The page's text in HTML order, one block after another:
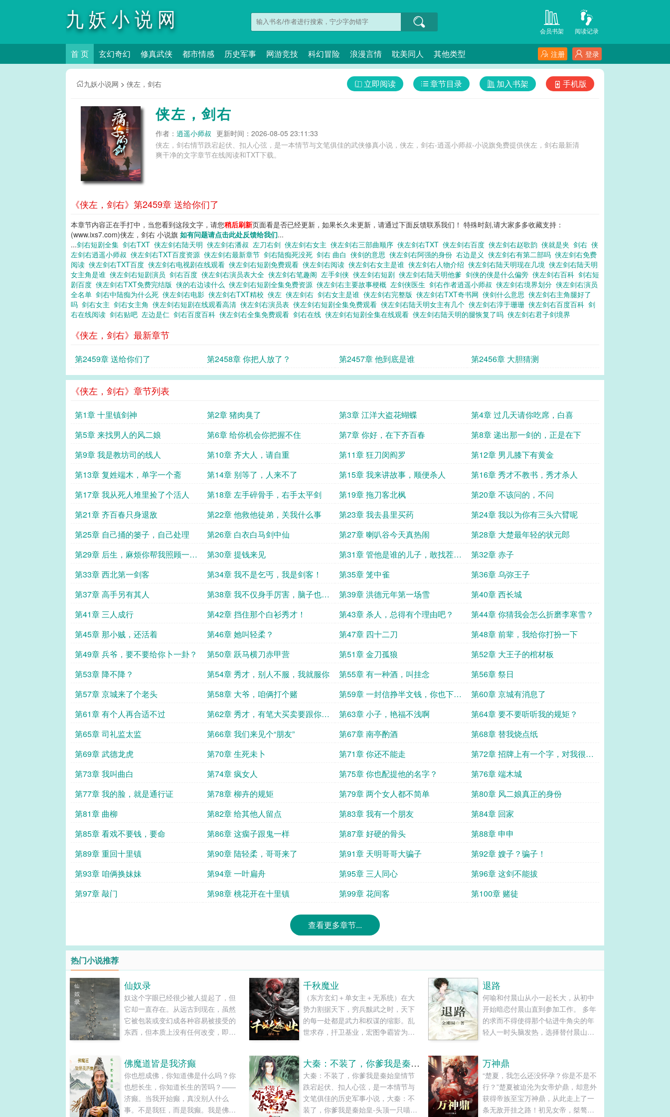
九妖小说网 阅读记录
会员书架
首 页 玄幻奇幻 修真武侠 都市情感 历史军事 网游竞技 科幻冒险 浪漫言情 耽美同人 其他类型 登录
注册
九妖小说网 > 侠左，剑右 手机版
加入书架
章节目录
立即阅读
侠左，剑右
作者： 逍遥小师叔 更新时间：2026-08-05 23:11:33
侠左，剑右情节跌宕起伏、扣人心弦，是一本情节与文笔俱佳的武侠修真小说，侠左，剑右-逍遥小师叔-小说旗免费提供侠左，剑右最新清
爽干净的文字章节在线阅读和TXT下载。
《侠左，剑右》第2459章 送给你们了
本章节内容正在手打中，当您看到这段文字，请您稍后刷新页面看是否已经更新，如果长久未更新，请通过下面反馈联系我们！ 特殊时刻,请大家多多收藏支持：
(www.ixs7.com)侠左，剑右 小说旗 如有问题请点击此处反馈给我们...
...剑右短剧全集 剑右TXT 侠左剑右陆天明 侠左剑右潘叔 左刀右剑 侠左剑右女主 侠左剑右三部曲顺序 侠左剑右TXT 侠左剑右百度 侠左剑右赵歌韵 侠就是夹 剑右 侠
左剑右逍遥小师叔 侠左剑右TXT百度资源 侠左剑右最新章节 剑右陆痴死没死 剑右 曲白 侠剑的意思 侠左剑右阿强的身份 右边是义 侠左剑右有第二部吗 侠左剑右免费
阅读 侠左剑右TXT百度 侠左剑右电视剧在线观看 侠左剑右短剧免费观看 侠左剑右阅读 侠左剑右女主是谁 侠左剑右人物介绍 侠左剑右陆天明现在几境 侠左剑右陆天明
女主角是谁 侠左剑右短剧演员 剑右百度 侠左剑右演员表大全 侠左剑右笔趣阁 左手剑侠 侠左剑右短剧 侠左剑右陆天明他爹 剑侠的侠是什么偏旁 侠左剑右百科 剑右短
剧百度 侠左剑右TXT免费完结版 侠的右边读什么 侠左剑右短剧全集免费资源 侠左剑右主要故事梗概 左剑侠医生 剑右作者逍遥小师叔 侠左剑右境界划分 侠左剑右演员
全名单 剑右中陆痴为什么死 侠左剑右电影 侠左剑右TXT精校 侠左 侠左剑右 剑右女主是谁 侠左剑右完整版 侠左剑右TXT奇书网 侠剑什么意思 侠左剑右主角腿好了
吗 剑右女主 剑右女主角 侠左剑右短剧在线观看高清 侠左剑右演员表 侠左剑右短剧全集免费观看 侠左剑右陆天明女主有几个 侠左剑右淳于珊珊 侠左剑右百度百科 剑
右在线阅读 剑右贴吧 左边是仁 剑右百度百科 侠左剑右全集免费观看 剑右在线 侠左剑右短剧全集在线观看 侠左剑右陆天明的腿恢复了吗 侠左剑右君子剑境界
《侠左，剑右》最新章节
第2459章 送给你们了 第2458章 你把人放了？ 第2457章 他到底是谁 第2456章 大胆猜测
《侠左，剑右》章节列表
第1章 十里镇剑神 第2章 猪肉臭了 第3章 江洋大盗花蝴蝶
第4章 过几天请你吃席，白喜
第5章 来找男人的风二娘
第6章 给你机会你把握不住 第7章 你好，在下齐百春
第8章 递出那一剑的，正是在下
第9章 我是教坊司的线人
第10章 齐大人，请自重 第11章 狂刀闵阎罗
第12章 男儿膝下有黄金
第13章 复姓端木，单字一个斋
第14章 别等了，人来不了 第15章 我来讲故事，顺便杀人
第16章 秀才不教书，秀才杀人
第17章 我从死人堆里捡了个活人
第18章 左手碎骨手，右手太平剑 第19章 拖刀客北枫
第20章 不该问的，不问
第21章 齐百春只身退敌
第22章 他救他徒弟，关我什么事 第23章 我去县里买药
第24章 我以为你有三头六臂呢
第25章 自己捅的篓子，自己处理
第26章 白衣白马剑中仙 第27章 喇叭谷今天真热闹
第28章 大楚最年轻的状元郎
第29章 后生，麻烦你帮我照顾一件
东西
第30章 提钱来见
第31章 管他是谁的儿子，敢找茬就
打成孙子
第32章 赤子
第33章 西北第一剑客
第34章 我不是乞丐，我是剑客！ 第35章 笼中雀
第36章 乌弥王子
第37章 高手另有其人
第38章 我不仅身手厉害，脑子也聪
明
第39章 洪德元年第一场雪
第40章 西长城
第41章 三人成行
第42章 挡住那个白衫秀才！ 第43章 杀人，总得有个理由吧？
第44章 你猜我会怎么折磨李寒雪？
第45章 那小贼，还活着
第46章 她叫轻柔？ 第47章 四十二刀
第48章 前辈，我给你打扮一下
第49章 兵爷，要不要给你卜一卦？
第50章 跃马横刀赤甲营 第51章 金刀孤狼
第52章 大王子的棺材板
第53章 降不降？
第54章 秀才，别人不服，我就服你 第55章 有一种酒，叫挂念
第56章 祭日
第57章 京城来了个老头
第58章 大爷，咱俩打个赌
第59章 一封信挣半文钱，你也下得
去手？
第60章 京城有消息了
第61章 有个人再合适不过
第62章 秀才，有笔大买卖要跟你合
计
第63章 小子，艳福不浅啊
第64章 要不要听听我的规矩？
第65章 司礼监太监
第66章 我们来见个“朋友” 第67章 南亭酌酒
第68章 替我烧点纸
第69章 武德龙虎
第70章 生死未卜 第71章 你还不能走
第72章 招牌上有一个字，对我很重
要
第73章 我叫曲白 第74章 疯女人 第75章 你也配提他的名字？
第76章 端木城
第77章 我的脸，就是通行证
第78章 柳卉的规矩 第79章 两个女人都不简单
第80章 风二娘真正的身份
第81章 曲柳
第82章 给其他人留点 第83章 我有一个朋友
第84章 回家
第85章 看戏不要钱，要命
第86章 这瘸子跟鬼一样 第87章 好硬的骨头
第88章 申申
第89章 重回十里镇
第90章 陆轻柔，哥哥来了 第91章 天明哥哥大骗子
第92章 嫂子？骗子！
第93章 咱俩换妹妹
第94章 一叶扁舟 第95章 三人同心
第96章 这剑不能拔
第97章 敲门
第98章 桃花开在十里镇 第99章 花间客 第100章 赌徒
查看更多章节...
热门小说推荐
仙奴录
奴这个字眼已经很少被人提起了，但
它却一直存在。从远古到现在，虽然
它被包装或变幻成各种容易被接受的
东西，但本质上没有任何改变，即使
知。......
千秋魔业
（东方玄幻＋单女主＋无系统）在大
势力割据天下，穷兵黩武之时，天下
的每一处都是武力和权谋的缩影。乱
世求存，扞卫基业，宏图争霸皆为千
退路
何喻和付晨山从小一起长大，从初中
开始暗恋付晨山直到参加工作。 多年
的求而不得使得那个钻进牛角尖的年
轻人一时头脑发热，选择替付晨山坐
攀附了乔慕冬而获得更好的生活， 那
时候他才懂得后悔，可是已经无路可
退。 三年后重获自由，付晨山人生得
意，美人在侧， 何喻当年的满腔激情
仿佛成了笑话， 他在艰难地境地中为
佛魔道皆是我济癫
你也想成佛，你知道佛是什么吗？你
也想长生，你知道长生的苦吗？——
济癫。当我开始癫，真没别人什么
事。不是我狂，而是我癫。我是佛，
大秦：不装了，你爹我是秦始皇
大秦：不装了，你爹我是秦始皇情节
跌宕起伏、扣人心弦，是一本情节与
文笔俱佳的历史军事小说，大秦：不
装了，你爹我是秦始皇-头顶一只喵喵-
万神鼎
“楚夏，我怎么还没怀孕？你是不是不
行？”楚夏被迫沦为女帝炉鼎，却意外
获得帝族至宝万神鼎，从此走上了一
条无敌开挂之路！初见女帝，桀骜不